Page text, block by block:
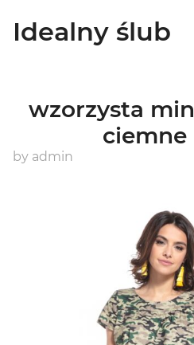
Idealny ślub
Blog
Koszyk
wzorzysta
ciemne
by admin